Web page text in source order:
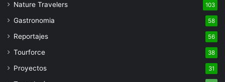
Nature Travelers 103
Gastronomia 58
Reportajes 56
Tourforce 38
Proyectos 31